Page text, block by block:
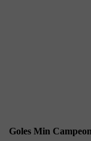
Goles Min